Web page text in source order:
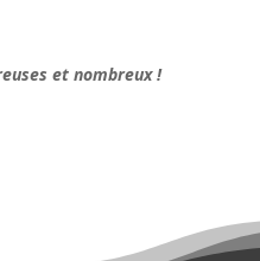
et nombreux !